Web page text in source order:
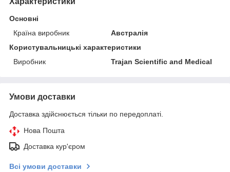
Основні
Країна виробник
Австралія
Користувальницькі характеристики
Виробник
Trajan Scientific and Medical
Умови доставки
Доставка здійснюється тільки по передоплаті.
Нова Пошта
Доставка кур'єром
Всі умови доставки